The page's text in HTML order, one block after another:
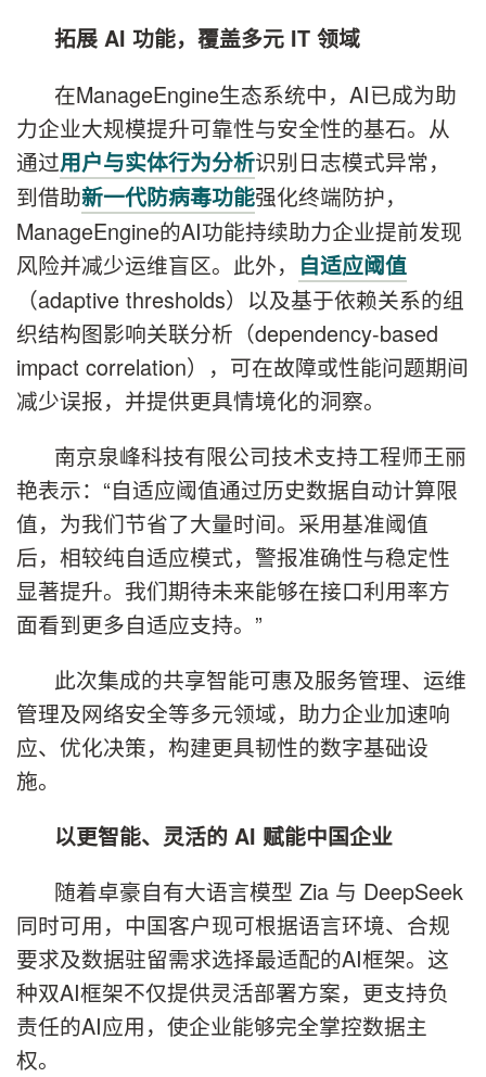
拓展 AI 功能，覆盖多元 IT 领域
在ManageEngine生态系统中，AI已成为助
力企业大规模提升可靠性与安全性的基石。从
通过用户与实体行为分析识别日志模式异常，
到借助新一代防病毒功能强化终端防护，
ManageEngine的AI功能持续助力企业提前发现
风险并减少运维盲区。此外， 自适应阈值
（adaptive thresholds）以及基于依赖关系的组
织结构图影响关联分析（dependency-based
impact correlation），可在故障或性能问题期间
减少误报，并提供更具情境化的洞察。
南京泉峰科技有限公司技术支持工程师王丽
艳表示：“自适应阈值通过历史数据自动计算限
值，为我们节省了大量时间。采用基准阈值
后，相较纯自适应模式，警报准确性与稳定性
显著提升。我们期待未来能够在接口利用率方
面看到更多自适应支持。”
此次集成的共享智能可惠及服务管理、运维
管理及网络安全等多元领域，助力企业加速响
应、优化决策，构建更具韧性的数字基础设
施。
以更智能、灵活的 AI 赋能中国企业
随着卓豪自有大语言模型 Zia 与 DeepSeek
同时可用，中国客户现可根据语言环境、合规
要求及数据驻留需求选择最适配的AI框架。这
种双AI框架不仅提供灵活部署方案，更支持负
责任的AI应用，使企业能够完全掌控数据主
权。